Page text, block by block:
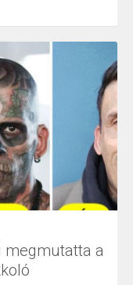
megmutatta a